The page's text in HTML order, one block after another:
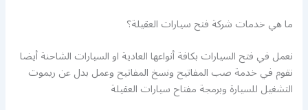
ما هي خدمات شركة فتح سيارات العقيلة؟
نعمل في فتح السيارات بكافة أنواعها العادية او السيارات الشاحنة أيضا
نقوم في خدمة صب المفاتيح ونسخ المفاتيح وعمل بدل عن ريموت
التشغيل للسيارة وبرمجة مفتاح سيارات العقيلة